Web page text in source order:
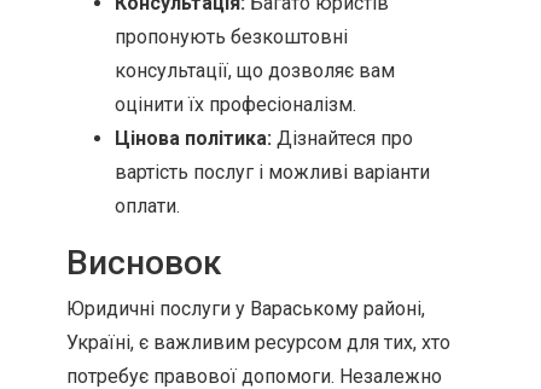
пропонують безкоштовні
консультації, що дозволяє вам
оцінити їх професіоналізм.
Цінова політика: Дізнайтеся про
вартість послуг і можливі варіанти
оплати.
Висновок
Юридичні послуги у Вараському районі,
Україні, є важливим ресурсом для тих, хто
потребує правової допомоги. Незалежно